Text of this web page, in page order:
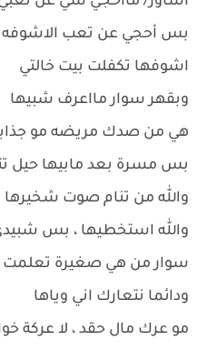
بس أحجي عن تعب الاشوفه
اشوفها تكفلت بيت خالتي
وبقهر سوار مااعرف شبيها
هي من صدك مريضه مو
بس مسرة بعد مابيها
والله من تنام صوت
والله استخطيها ، بس
سوار من هي صغيرة
ودائما نتعارك اني وياها
مو عرك مال حقد ، لا عركة